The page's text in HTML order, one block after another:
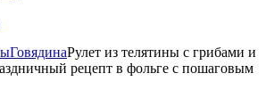
ГовядинаРулет из телятины с грибами и
рецепт в фольге с пошаговым